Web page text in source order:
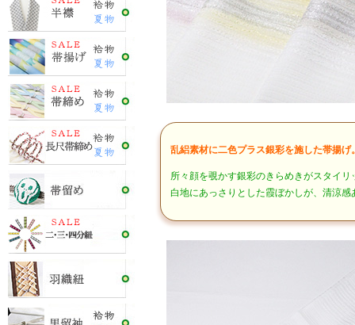
乱絽素材に二色プラス銀彩を施した帯揚げ
所々顔を覗かす銀彩のきらめきがスタイリ
白地にあっさりとした霞ぼかしが、清涼